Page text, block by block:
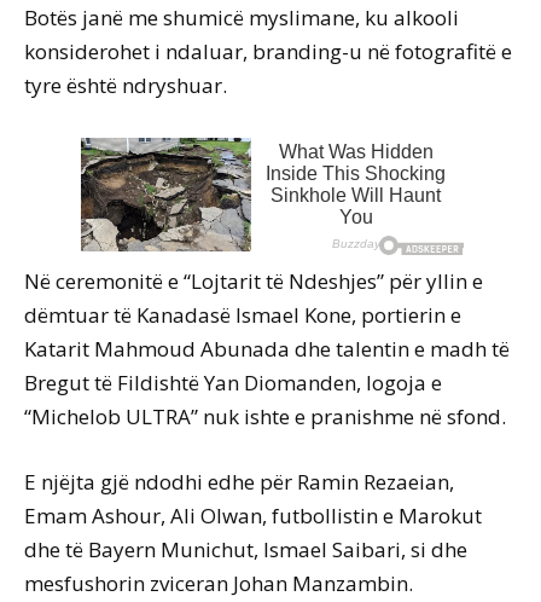
Botës janë me shumicë myslimane, ku alkooli
konsiderohet i ndaluar, branding-u në fotografitë e
tyre është ndryshuar.
Në ceremonitë e “Lojtarit të Ndeshjes” për yllin e
dëmtuar të Kanadasë Ismael Kone, portierin e
Katarit Mahmoud Abunada dhe talentin e madh të
Bregut të Fildishtë Yan Diomanden, logoja e
“Michelob ULTRA” nuk ishte e pranishme në sfond.
E njëjta gjë ndodhi edhe për Ramin Rezaeian,
Emam Ashour, Ali Olwan, futbollistin e Marokut
dhe të Bayern Munichut, Ismael Saibari, si dhe
mesfushorin zviceran Johan Manzambin.